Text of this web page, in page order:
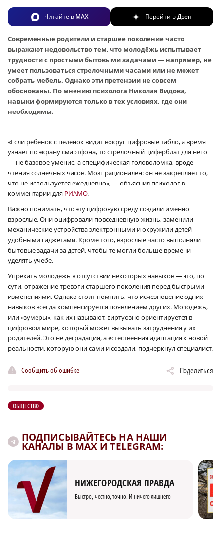
Читайте в MAX Перейти вДзен
Современные родители и старшее поколение часто
выражают недовольство тем, что молодёжь испытывает
трудности с простыми бытовыми задачами — например, не
умеет пользоваться стрелочными часами или не может
собрать мебель. Однако эти претензии не совсем
обоснованы. По мнению психолога Николая Видова,
навыки формируются только в тех условиях, где они
необходимы.
«Если ребёнок с пелёнок видит вокруг цифровые табло, а время
узнает по экрану смартфона, то стрелочный циферблат для него
— не базовое умение, а специфическая головоломка, вроде
чтения солнечных часов. Мозг рационален: он не закрепляет то,
что не используется ежедневно», — объяснил психолог в
комментарии для РИАМО.
Важно понимать, что эту цифровую среду создали именно
взрослые. Они оцифровали повседневную жизнь, заменили
механические устройства электронными и окружили детей
удобными гаджетами. Кроме того, взрослые часто выполняли
бытовые задачи за детей, чтобы те могли больше времени
уделять учёбе.
Упрекать молодёжь в отсутствии некоторых навыков — это, по
сути, отражение тревоги старшего поколения перед быстрыми
изменениями. Однако стоит помнить, что исчезновение одних
навыков всегда компенсируется появлением других. Молодёжь,
или «зумеры», как их называют, виртуозно ориентируется в
цифровом мире, который может вызывать затруднения у их
родителей. Это не деградация, а естественная адаптация к новой
реальности, которую они сами и создали, подчеркнул специалист.
Сообщить об ошибке Поделиться
ОБЩЕСТВО
ПОДПИСЫВАЙТЕСЬ НА НАШИ
КАНАЛЫ В MAX И TELEGRAM:
НИЖЕГОРОДСКАЯ ПРАВДА
Быстро, честно, точно. И ничего лишнего